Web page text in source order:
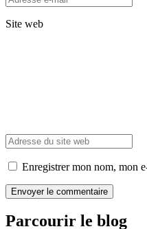
Site web
Enregistrer mon nom, mon
Parcourir le blog